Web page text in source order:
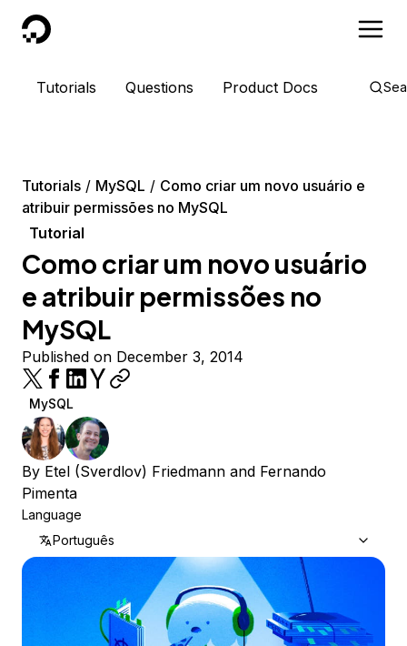
DigitalOcean
Tutorials Questions Product Docs
Tutorials MySQL
Como criar um novo usuário e
atribuir permissões no MySQL
Tutorial
Como criar um novo usuário
e atribuir permissões no
MySQL
Published on December 3, 2014
MySQL
By Etel (Sverdlov) Friedmann and Fernando
Pimenta
Language
Português